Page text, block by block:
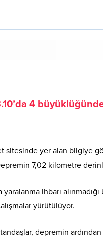
4
sitesinde yer alan bilgiye
7,02 kilometre
ihbarı
yürütülüyor.
depremin